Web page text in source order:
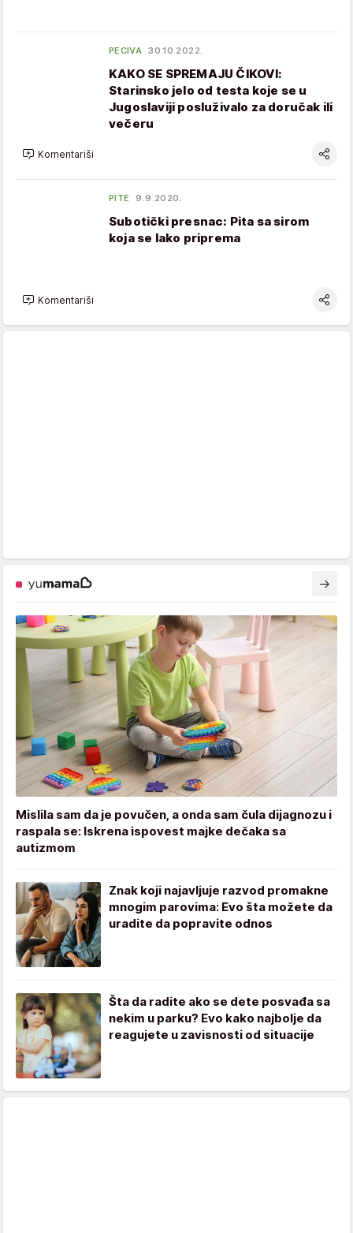
PECIVA 30.10.2022.
KAKO SE SPREMAJU ČIKOVI:
Starinsko jelo od testa koje se u
Jugoslaviji posluživalo za doručak ili
večeru
Komentariši
PITE 9.9.2020.
Subotički presnac: Pita sa sirom
koja se lako priprema
Komentariši
Mislila sam da je povučen, a onda sam čula dijagnozu i
raspala se: Iskrena ispovest majke dečaka sa
autizmom
Znak koji najavljuje razvod promakne
mnogim parovima: Evo šta možete da
uradite da popravite odnos
Šta da radite ako se dete posvađa sa
nekim u parku? Evo kako najbolje da
reagujete u zavisnosti od situacije